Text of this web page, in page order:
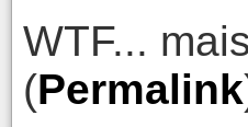
WTF...
(Permalink